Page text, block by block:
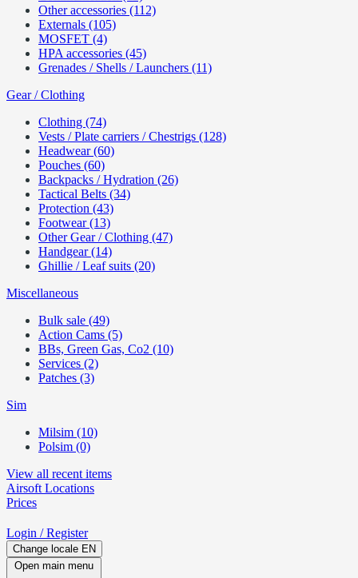
Other accessories (112)
Externals (105)
MOSFET (4)
HPA accessories (45)
Grenades / Shells / Launchers (11)
Gear / Clothing
Clothing (74)
Vests / Plate carriers / Chestrigs (128)
Headwear (60)
Pouches (60)
Backpacks / Hydration (26)
Tactical Belts (34)
Protection (43)
Footwear (13)
Other Gear / Clothing (47)
Handgear (14)
Ghillie / Leaf suits (20)
Miscellaneous
Bulk sale (49)
Action Cams (5)
BBs, Green Gas, Co2 (10)
Services (2)
Patches (3)
Sim
Milsim (10)
Polsim (0)
View all recent items
Airsoft Locations
Prices
Login / Register
Change locale EN
Open main menu